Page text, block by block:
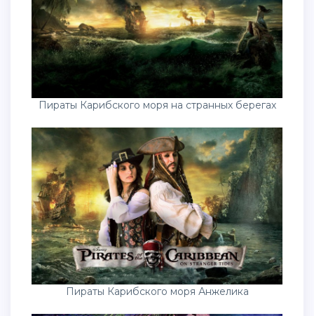
Пираты Карибского моря на странных берегах
Пираты Карибского моря Анжелика